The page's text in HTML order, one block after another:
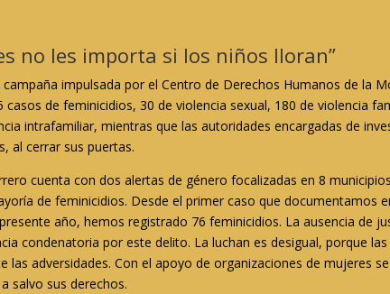
no les importa si los niños lloran”
impulsada por el Centro de Derechos Humanos de la
casos de feminicidios, 30 de violencia sexual, 180 de violencia
intrafamiliar, mientras que las autoridades encargadas de
al cerrar sus puertas.
cuenta con dos alertas de género focalizadas en 8
de feminicidios. Desde el primer caso que documentamos
año, hemos registrado 76 feminicidios. La ausencia de
condenatoria por este delito. La luchan es desigual, porque
las adversidades. Con el apoyo de organizaciones de mujeres
salvo sus derechos.